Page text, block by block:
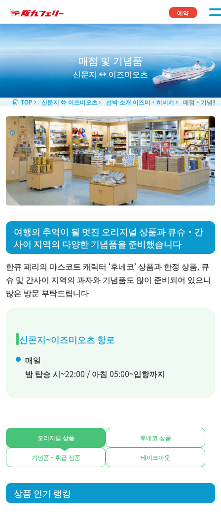
예약
매점 및 기념품
신문지 ↔ 이즈미오츠
TOP 신문지 ⇔ 이즈미오츠 선박 소개 이즈미・히비키 매점・기념품
여행의 추억이 될 멋진 오리지널 상품과 큐슈・간
사이 지역의 다양한 기념품을 준비했습니다
한큐 페리의 마스코트 캐릭터 ‘후네코’ 상품과 한정 상품, 큐
슈 및 간사이 지역의 과자와 기념품도 많이 준비되어 있으니
많은 방문 부탁드립니다
신몬지~이즈미오츠 항로
매일
밤 탑승 시~22:00 / 아침 05:00~입항까지
오리지널 상품 후네코 상품
기념품・취급 상품 테이크아웃
상품 인기 랭킹